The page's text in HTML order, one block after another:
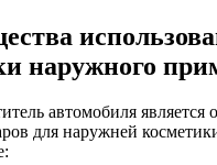
наружного
автомобиля является
для наружней